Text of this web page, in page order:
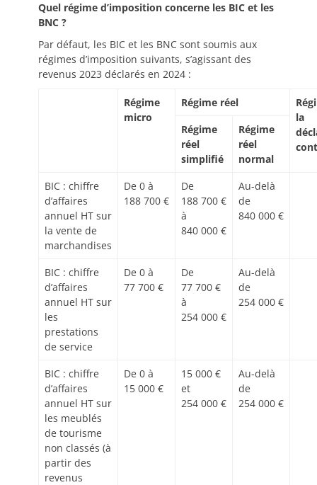
Quel régime d’imposition concerne les BIC et les
BNC ?
Par défaut, les BIC et les BNC sont soumis aux
régimes d’imposition suivants, s’agissant des
revenus 2023 déclarés en 2024 :
Régime
micro
Régime réel
la
Régime
réel
simplifié
Régime
réel
normal
BIC : chiffre
d’affaires
annuel HT sur
la vente de
marchandises
De 0 à
188 700 €
De
188 700 €
à
840 000 €
Au-delà
de
840 000 €
BIC : chiffre
d’affaires
annuel HT sur
les
prestations
de service
De 0 à
77 700 €
De
77 700 €
à
254 000 €
Au-delà
de
254 000 €
BIC : chiffre
d’affaires
annuel HT sur
les meublés
de tourisme
non classés (à
partir des
revenus
De 0 à
15 000 €
15 000 €
et
254 000 €
Au-delà
de
254 000 €